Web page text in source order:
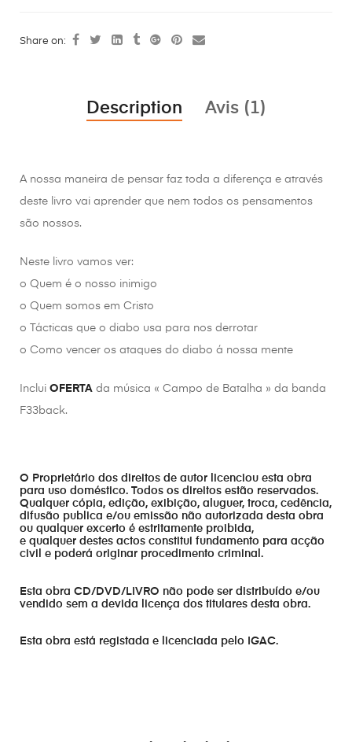
Share on:
Description Avis (1)
A nossa maneira de pensar faz toda a diferença e através
deste livro vai aprender que nem todos os pensamentos
são nossos.
Neste livro vamos ver:
o Quem é o nosso inimigo
o Quem somos em Cristo
o Tácticas que o diabo usa para nos derrotar
o Como vencer os ataques do diabo á nossa mente
Inclui OFERTA da música « Campo de Batalha » da banda
F33back.
O Proprietário dos direitos de autor licenciou esta obra
para uso doméstico. Todos os direitos estão reservados.
Qualquer cópia, edição, exibição, aluguer, troca, cedência,
difusão publica e/ou emissão não autorizada desta obra
ou qualquer excerto é estritamente proibida,
e qualquer destes actos constitui fundamento para acção
civil e poderá originar procedimento criminal.
Esta obra CD/DVD/LIVRO não pode ser distribuído e/ou
vendido sem a devida licença dos titulares desta obra.
Esta obra está registada e licenciada pelo IGAC.